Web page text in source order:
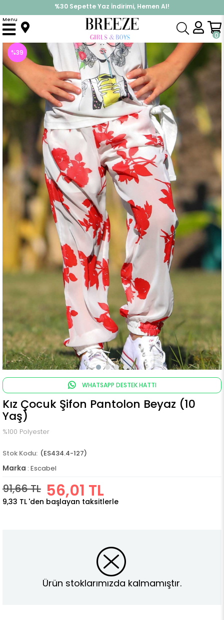
%30 Sepette Yaz İndirimi, Hemen Al!
İndirimlere ek %10 İndirimi Kap, Hemen Üye Ol!
0
Menu
Anasayfa Alt Giyim Tayt
%39
İndirim
WHATSAPP DESTEK HATTI
Kız Çocuk Şifon Pantolon Beyaz (10
Yaş)
%100 Polyester
(ES434.4-127)
Marka : Escabel
91,66 TL 56,01 TL
9,33 TL 'den başlayan taksitlerle
Ürün stoklarımızda kalmamıştır.